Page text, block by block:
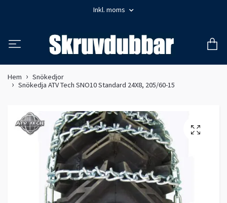
Inkl. moms
Hem
Snökedjor
Snökedja ATV Tech SNO10 Standard 24X8, 205/60-15